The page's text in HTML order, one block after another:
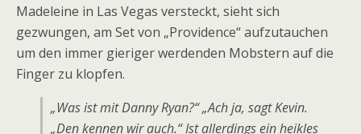
Madeleine in Las Vegas versteckt, sieht sich
gezwungen, am Set von „Providence“ aufzutauchen
um den immer gieriger werdenden Mobstern auf die
Finger zu klopfen.
„Was ist mit Danny Ryan?“ „Ach ja, sagt Kevin.
„Den kennen wir auch.“ Ist allerdings ein heikles